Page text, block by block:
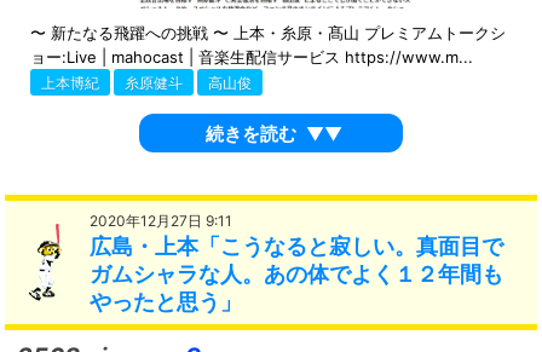
〜 新たなる飛躍への挑戦 〜 上本・糸原・髙山 プレミアムトークシ
ョー:Live | mahocast | 音楽生配信サービス https://www.m...
上本博紀 糸原健斗 高山俊
続きを読む ▼▼
2020年12月27日 9:11
広島・上本「こうなると寂しい。真面目で
ガムシャラな人。あの体でよく１２年間も
やったと思う」